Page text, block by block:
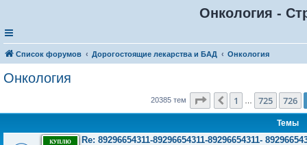
Онкология -
Список форумов Дорогостоящие лекарства и БАД Онкология
Онкология
20385 тем Страница 727из 816
Пред.
1 725 726
Темы
Re: 89296654311-89296654311-89296654311-